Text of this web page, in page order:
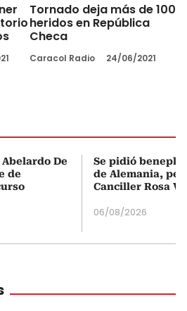
Tornado deja más de 100
heridos en República
Checa
Caracol Radio 24/06/2021
De
de
Se pidió
de Alemania,
Canciller Rosa
06/08/2026